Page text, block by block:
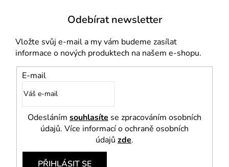
Odebírat newsletter
Vložte svůj e-mail a my vám budeme zasílat
informace o nových produktech na našem e-shopu.
E-mail
Odesláním souhlasíte se zpracováním osobních
údajů. Více informací o ochraně osobních
údajů zde.
PŘIHLÁSIT SE